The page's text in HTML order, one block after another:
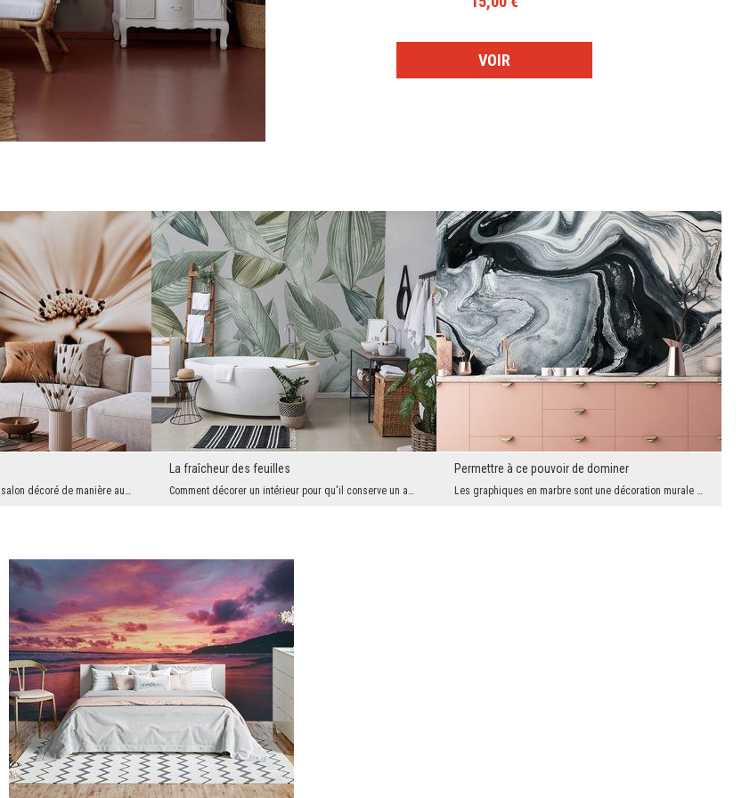
VOIR
Si vous rêvez d'un mur de salon décoré de manière audacieuse, mais pas au point de dominer l'espa...
La fraîcheur des feuilles
Comment décorer un intérieur pour qu'il conserve un aspect moderne, austère et design, mais ne so...
Permettre à ce pouvoir de dominer
Les graphiques en marbre sont une décoration murale très appréciée. Peu de gens peuvent se permet...